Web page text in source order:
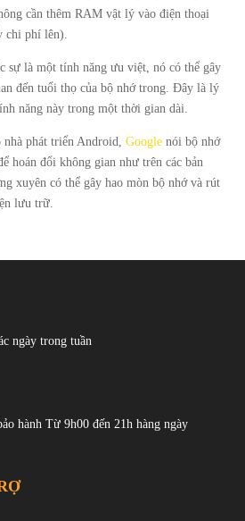
cần thêm RAM vật lý vào điện thoại
chi phí lên).
sự là một tính năng ưu việt, nó có thể gây
đến tuổi thọ của bộ nhớ trong. Đây là lý
năng này trong một thời gian dài.
phát triển Android, Google nói bộ nhớ
hoán đổi không gian như trên các bản
xuyên có thể gây hao mòn bộ nhớ và rút
lưu trữ.
ngày trong tuần
hành Từ 9h00 đến 21h hàng ngày